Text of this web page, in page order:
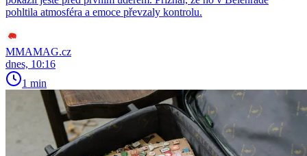
pohltila atmosféra a emoce převzaly kontrolu.
MMAMAG.cz
dnes, 10:16
1 min